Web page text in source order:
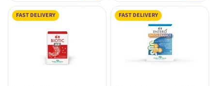
FAST DELIVERY FAST DELIVERY